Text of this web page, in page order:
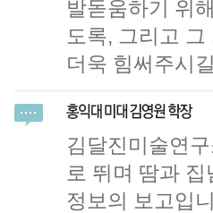
발돋움하기 위
도록, 그리고
더욱 힘써주시
김달진미술연
로 뛰며 땀과
정보의 보고입